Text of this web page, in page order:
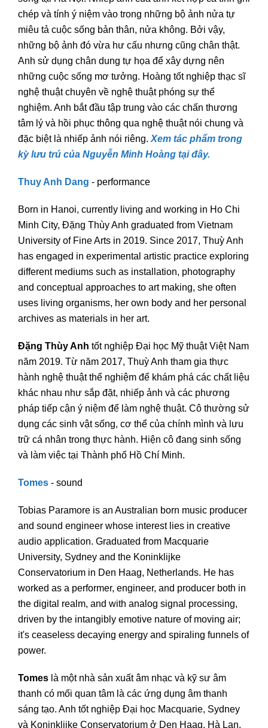
chép và tính ý niệm vào trong những bộ ảnh nửa tự
miêu tả cuộc sống bản thân, nửa không. Bởi vậy,
những bộ ảnh đó vừa hư cấu nhưng cũng chân thật.
Anh sử dụng chân dung tự họa để xây dựng nên
những cuộc sống mơ tưởng. Hoàng tốt nghiệp thạc sĩ
nghệ thuật chuyên về nghệ thuật phóng sự thể
nghiệm. Anh bắt đầu tập trung vào các chấn thương
tâm lý và hồi phục thông qua nghệ thuật nói chung và
đặc biệt là nhiếp ảnh nói riêng. Xem tác phẩm trong
kỳ lưu trú của Nguyễn Minh Hoàng tại đây.
Thuy Anh Dang - performance
Born in Hanoi, currently living and working in Ho Chi
Minh City, Đặng Thùy Anh graduated from Vietnam
University of Fine Arts in 2019. Since 2017, Thuỳ Anh
has engaged in experimental artistic practice exploring
different mediums such as installation, photography
and conceptual approaches to art making, she often
uses living organisms, her own body and her personal
archives as materials in her art.
Đặng Thùy Anh tốt nghiệp Đại học Mỹ thuật Việt Nam
năm 2019. Từ năm 2017, Thuỳ Anh tham gia thực
hành nghệ thuật thể nghiệm để khám phá các chất liệu
khác nhau như sắp đặt, nhiếp ảnh và các phương
pháp tiếp cận ý niệm để làm nghệ thuật. Cô thường sử
dụng các sinh vật sống, cơ thể của chính mình và lưu
trữ cá nhân trong thực hành. Hiện cô đang sinh sống
và làm việc tại Thành phố Hồ Chí Minh.
Tomes - sound
Tobias Paramore is an Australian born music producer
and sound engineer whose interest lies in creative
audio application. Graduated from Macquarie
University, Sydney and the Koninklijke
Conservatorium in Den Haag, Netherlands. He has
worked as a performer, engineer, and producer both in
the digital realm, and with analog signal processing,
driven by the intangibly emotive nature of moving air;
it's ceaseless decaying energy and spiraling funnels of
power.
Tomes là một nhà sản xuất âm nhạc và kỹ sư âm
thanh có mối quan tâm là các ứng dụng âm thanh
sáng tạo. Anh tốt nghiệp Đại học Macquarie, Sydney
và Koninklijke Conservatorium ở Den Haag, Hà Lan.